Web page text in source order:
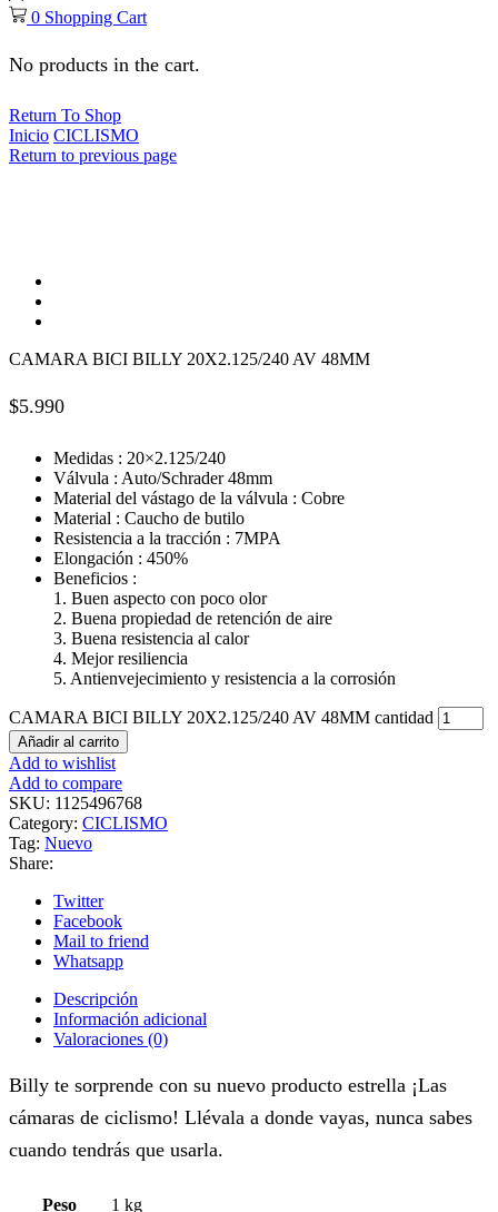
0 Shopping Cart
No products in the cart.
Return To Shop
Inicio CICLISMO
Return to previous page
CAMARA BICI BILLY 20X2.125/240 AV 48MM
$5.990
Medidas : 20×2.125/240​
Válvula : Auto/Schrader 48mm
Material del vástago de la válvula : Cobre
Material : Caucho de butilo
Resistencia a la tracción : 7MPA
Elongación : 450%
Beneficios :
1. Buen aspecto con poco olor
2. Buena propiedad de retención de aire
3. Buena resistencia al calor
4. Mejor resiliencia
5. Antienvejecimiento y resistencia a la corrosión
CAMARA BICI BILLY 20X2.125/240 AV 48MM cantidad
Añadir al carrito
Add to wishlist
Add to compare
SKU: 1125496768
Category: CICLISMO
Tag: Nuevo
Share:
Twitter
Facebook
Mail to friend
Whatsapp
Descripción
Información adicional
Valoraciones (0)
Billy te sorprende con su nuevo producto estrella ¡Las
cámaras de ciclismo! Llévala a donde vayas, nunca sabes
cuando tendrás que usarla.
Peso
1 kg